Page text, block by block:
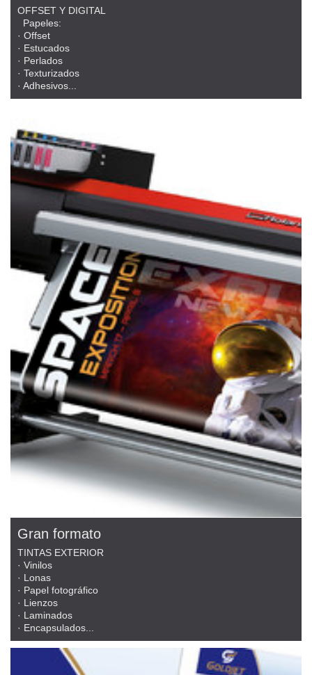
OFFSET Y DIGITAL
Papeles:
· Offset
· Estucados
· Perlados
· Texturizados
· Adhesivos...
Gran formato
TINTAS EXTERIOR
· Vinilos
· Lonas
· Papel fotográfico
· Lienzos
· Laminados
· Encapsulados...